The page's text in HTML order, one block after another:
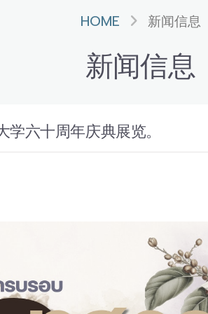
HOME 新闻信息
新闻信息
六十周年庆典展览。